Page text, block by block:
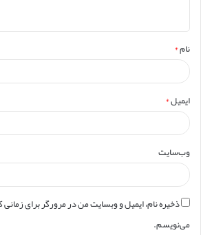
*
نام*
ایمیل*
وب‌سایت
ذخیره نام، ایمیل و وبسایت من در مرورگر برای
می‌نویسم.